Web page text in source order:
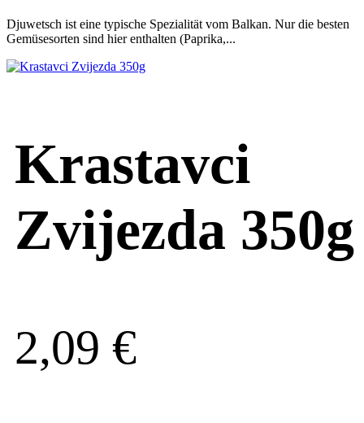
Djuwetsch ist eine typische Spezialität vom Balkan. Nur die besten
Gemüsesorten sind hier enthalten (Paprika,...
Krastavci
Zvijezda 350g
2,09 €